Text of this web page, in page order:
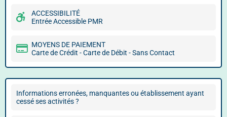
ACCESSIBILITÉ
Entrée Accessible PMR
MOYENS DE PAIEMENT
Carte de Crédit - Carte de Débit - Sans Contact
Informations erronées, manquantes ou établissement ayant
cessé ses activités ?